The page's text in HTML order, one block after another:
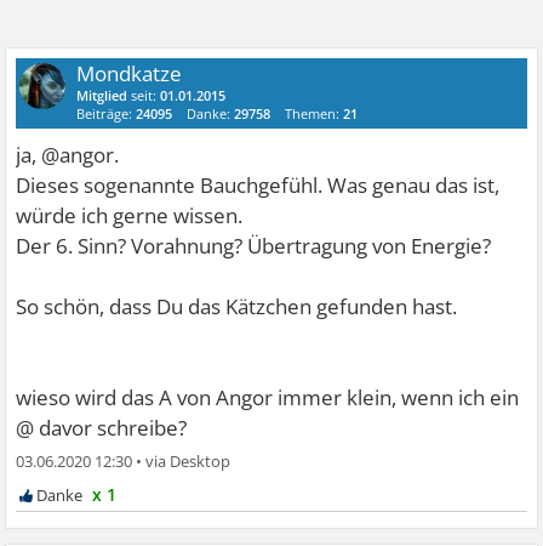
Mondkatze
Mitglied seit:01.01.2015
Beiträge:24095 Danke:29758 Themen:21
ja, @angor.
Dieses sogenannte Bauchgefühl. Was genau das ist,
würde ich gerne wissen.
Der 6. Sinn? Vorahnung? Übertragung von Energie?
So schön, dass Du das Kätzchen gefunden hast.
wieso wird das A von Angor immer klein, wenn ich ein
@ davor schreibe?
03.06.2020 12:30 •
x 1